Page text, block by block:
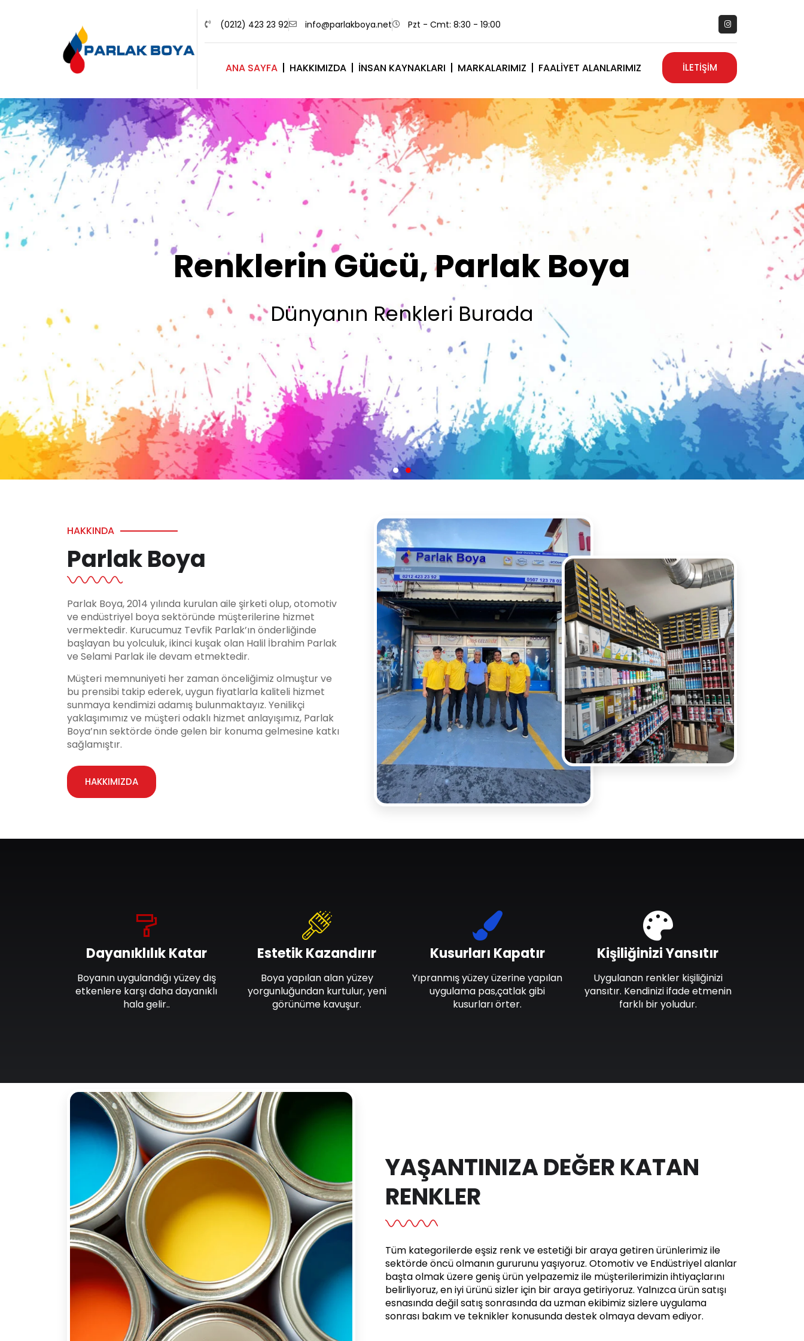
(0212) 423 23 92 info@parlakboya.net Pzt - Cmt: 8:30 - 19:00
ANA SAYFA HAKKIMIZDA İNSAN KAYNAKLARI MARKALARIMIZ FAALIYET ALANLARIMIZ İLETİŞİM
Renklerimiz Sizin İmzanız
Olsun
HAKKINDA
Parlak Boya
Parlak Boya, 2014 yılında kurulan aile şirketi olup, otomotiv
ve endüstriyel boya sektöründe müşterilerine hizmet
vermektedir. Kurucumuz Tevfik Parlak’ın önderliğinde
başlayan bu yolculuk, ikinci kuşak olan Halil İbrahim Parlak
ve Selami Parlak ile devam etmektedir.
Müşteri memnuniyeti her zaman önceliğimiz olmuştur ve
bu prensibi takip ederek, uygun fiyatlarla kaliteli hizmet
sunmaya kendimizi adamış bulunmaktayız. Yenilikçi
yaklaşımımız ve müşteri odaklı hizmet anlayışımız, Parlak
Boya’nın sektörde önde gelen bir konuma gelmesine katkı
sağlamıştır.
HAKKIMIZDA
Dayanıklılık Katar
Boyanın uygulandığı yüzey dış
etkenlere karşı daha dayanıklı
hala gelir..
Estetik Kazandırır
Boya yapılan alan yüzey
yorgunluğundan kurtulur, yeni
görünüme kavuşur.
Kusurları Kapatır
Yıpranmış yüzey üzerine yapılan
uygulama pas,çatlak gibi
kusurları örter.
Kişiliğinizi Yansıtır
Uygulanan renkler kişiliğinizi
yansıtır. Kendinizi ifade etmenin
farklı bir yoludur.
YAŞANTINIZA DEĞER KATAN
RENKLER
Tüm kategorilerde eşsiz renk ve estetiği bir araya getiren ürünlerimiz ile
sektörde öncü olmanın gururunu yaşıyoruz. Otomotiv ve Endüstriyel alanlar
başta olmak üzere geniş ürün yelpazemiz ile müşterilerimizin ihtiyaçlarını
belirliyoruz, en iyi ürünü sizler için bir araya getiriyoruz. Yalnızca ürün satışı
esnasında değil satış sonrasında da uzman ekibimiz sizlere uygulama
sonrası bakım ve teknikler konusunda destek olmaya devam ediyor.